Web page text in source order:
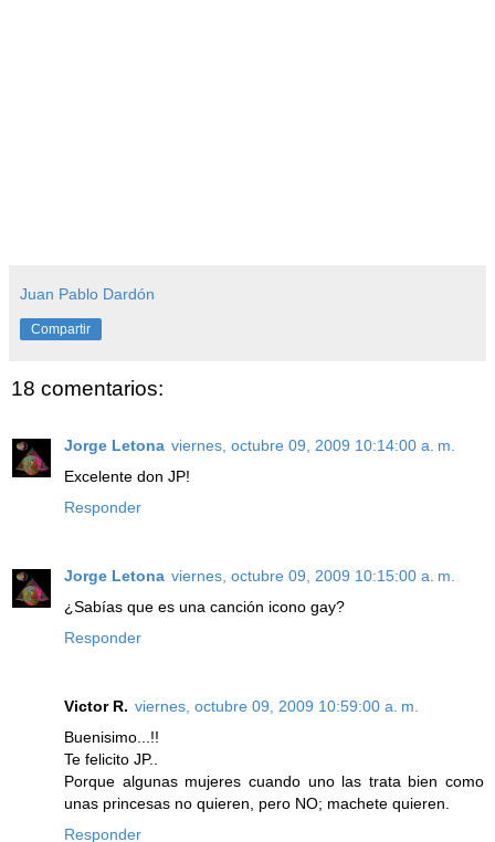
Juan Pablo Dardón
Compartir
18 comentarios:
Jorge Letona viernes, octubre 09, 2009 10:14:00 a. m.
Excelente don JP!
Responder
Jorge Letona viernes, octubre 09, 2009 10:15:00 a. m.
¿Sabías que es una canción icono gay?
Responder
Victor R. viernes, octubre 09, 2009 10:59:00 a. m.
Buenisimo...!!
Te felicito JP..
Porque algunas mujeres cuando uno las trata bien como
unas princesas no quieren, pero NO; machete quieren.
Responder